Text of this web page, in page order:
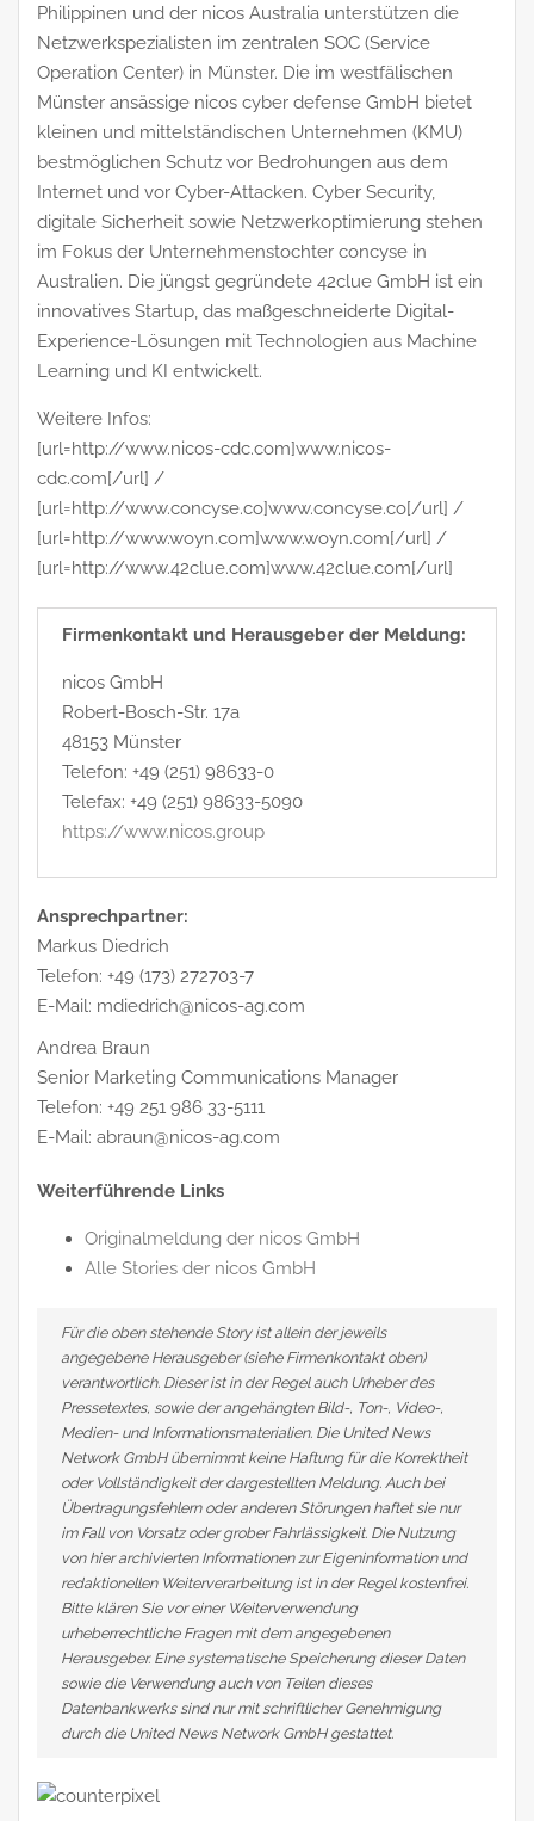
Philippinen und der nicos Australia unterstützen die
Netzwerkspezialisten im zentralen SOC (Service
Operation Center) in Münster. Die im westfälischen
Münster ansässige nicos cyber defense GmbH bietet
kleinen und mittelständischen Unternehmen (KMU)
bestmöglichen Schutz vor Bedrohungen aus dem
Internet und vor Cyber-Attacken. Cyber Security,
digitale Sicherheit sowie Netzwerkoptimierung stehen
im Fokus der Unternehmenstochter concyse in
Australien. Die jüngst gegründete 42clue GmbH ist ein
innovatives Startup, das maßgeschneiderte Digital-
Experience-Lösungen mit Technologien aus Machine
Learning und KI entwickelt.
Weitere Infos:
[url=http://www.nicos-cdc.com]www.nicos-
cdc.com[/url] /
[url=http://www.concyse.co]www.concyse.co[/url] /
[url=http://www.woyn.com]www.woyn.com[/url] /
[url=http://www.42clue.com]www.42clue.com[/url]
Firmenkontakt und Herausgeber der Meldung:
nicos GmbH
Robert-Bosch-Str. 17a
48153 Münster
Telefon: +49 (251) 98633-0
Telefax: +49 (251) 98633-5090
https://www.nicos.group
Ansprechpartner:
Markus Diedrich
Telefon: +49 (173) 272703-7
E-Mail: mdiedrich@nicos-ag.com
Andrea Braun
Senior Marketing Communications Manager
Telefon: +49 251 986 33-5111
E-Mail: abraun@nicos-ag.com
Weiterführende Links
Originalmeldung der nicos GmbH
Alle Stories der nicos GmbH
Für die oben stehende Story ist allein der jeweils
angegebene Herausgeber (siehe Firmenkontakt oben)
verantwortlich. Dieser ist in der Regel auch Urheber des
Pressetextes, sowie der angehängten Bild-, Ton-, Video-,
Medien- und Informationsmaterialien. Die United News
Network GmbH übernimmt keine Haftung für die Korrektheit
oder Vollständigkeit der dargestellten Meldung. Auch bei
Übertragungsfehlern oder anderen Störungen haftet sie nur
im Fall von Vorsatz oder grober Fahrlässigkeit. Die Nutzung
von hier archivierten Informationen zur Eigeninformation und
redaktionellen Weiterverarbeitung ist in der Regel kostenfrei.
Bitte klären Sie vor einer Weiterverwendung
urheberrechtliche Fragen mit dem angegebenen
Herausgeber. Eine systematische Speicherung dieser Daten
sowie die Verwendung auch von Teilen dieses
Datenbankwerks sind nur mit schriftlicher Genehmigung
durch die United News Network GmbH gestattet.